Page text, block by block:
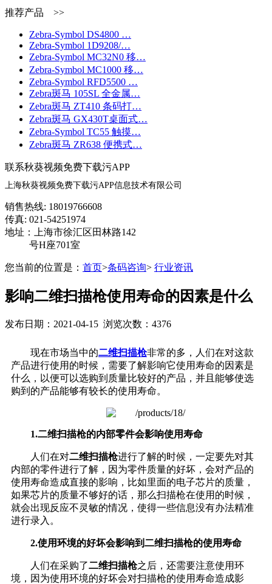
推荐产品 >>
Zebra-Symbol DS4800 …
Zebra-Symbol 1D9208/…
Zebra-Symbol MC32N0 移…
Zebra-Symbol MC1000 移…
Zebra-Symbol RFD5500 …
Zebra斑马 105SL 全金属…
Zebra斑马 ZT410 条码打…
Zebra斑马 GX430T桌面式…
Zebra-Symbol TC55 触摸…
Zebra斑马 ZR638 便携式…
联系秋葵视频免费下载污APP
上海秋葵视频免费下载污APP信息技术有限公司
销售热线: 18019766608
传真: 021-54251974
地址：上海市徐汇区田林路142
号H座701室
您当前的位置是： 首页>条码咨询> 行业资讯
影响二维扫描枪使用寿命的因素是什么
发布日期：2021-04-15 浏览次数：4376
现在市场当中的二维扫描枪非常的多，人们在对这款
产品进行使用的时候，需要了解影响它使用寿命的因素是
什么，以便可以选购到质量比较好的产品，并且能够使选
购到的产品能够有较长的使用寿命。
1.二维扫描枪的内部零件会影响使用寿命
人们在对二维扫描枪进行了解的时候，一定要先对其
内部的零件进行了解，因为零件质量的好坏，会对产品的
使用寿命造成直接的影响，比如里面的电子芯片的质量，
如果芯片的质量不够好的话，那么扫描枪在使用的时候，
就会出现反应不灵敏的情况，使得一些信息没有办法精准
进行录入。
2.使用环境的好坏会影响到二维扫描枪的使用寿命
人们在采购了二维扫描枪之后，还需要注意使用环
境，因为使用环境的好坏会对扫描枪的使用寿命造成影